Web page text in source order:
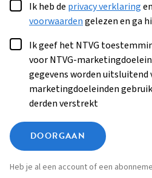
Ik heb de privacy verklaring
voorwaardengelezen en ga
Ik geef het NTVG
voor NTVG-
gegevens worden uitsluitend
marketingdoeleinden
derden verstrekt
DOORGAAN
Heb je al een account of een